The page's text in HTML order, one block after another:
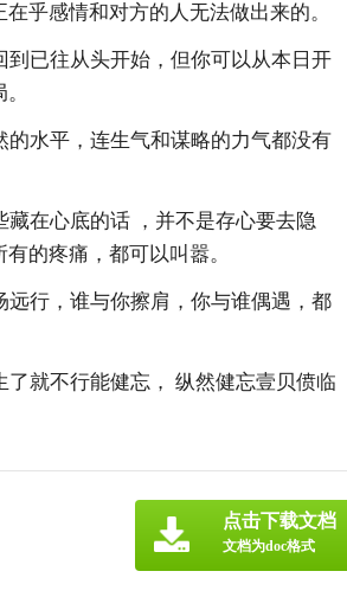
乎感情和对方的人无法做出来的。
到已往从头开始，但你可以从本日开
的水平，连生气和谋略的力气都没有
藏在心底的话 ，并不是存心要去隐
的疼痛，都可以叫嚣。
远行，谁与你擦肩，你与谁偶遇，都
了就不行能健忘， 纵然健忘壹贝偾临
点击下载文档
文档为doc格式